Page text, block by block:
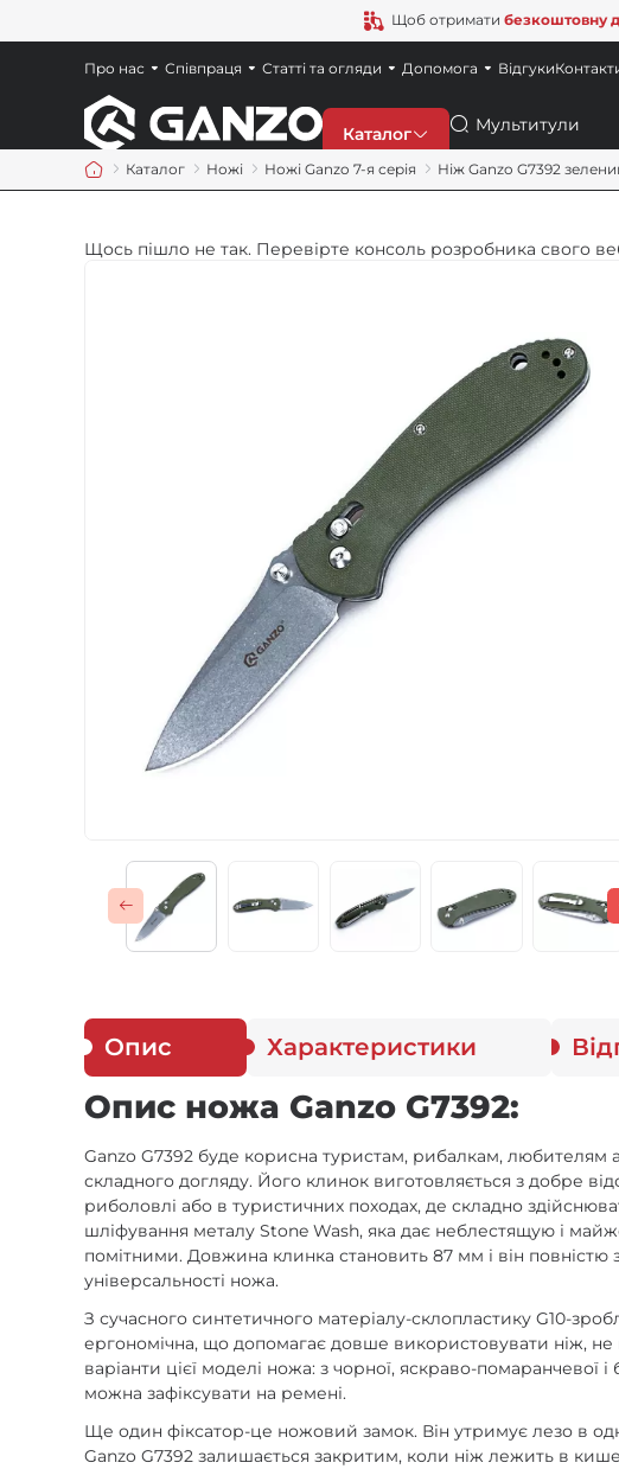
Щоб отримати безкоштовну
Каталог
Точила
Мультитули
Газові пальники
Спорядження
Пошук
Про нас Співпраця Статті та огляди Допомога Відгуки
Каталог Ножі Ножі Ganzo 7-я серія Ніж Ganzo G7392
Щось пішло не так. Перевірте консоль розробника свого
Опис Характеристики
Опис ножа Ganzo G7392:
Ganzo G7392 буде корисна туристам, рибалкам, любителям
складного догляду. Його клинок виготовляється з добре
риболовлі або в туристичних походах, де складно
шліфування металу Stone Wash, яка дає неблестящую і
помітними. Довжина клинка становить 87 мм і він
універсальності ножа.
З сучасного синтетичного матеріалу-склопластику G10-
ергономічна, що допомагає довше використовувати ніж,
варіанти цієї моделі ножа: з чорної, яскраво-помаранчевої
можна зафіксувати на ремені.
Ще один фіксатор-це ножовий замок. Він утримує лезо в
Ganzo G7392 залишається закритим, коли ніж лежить в